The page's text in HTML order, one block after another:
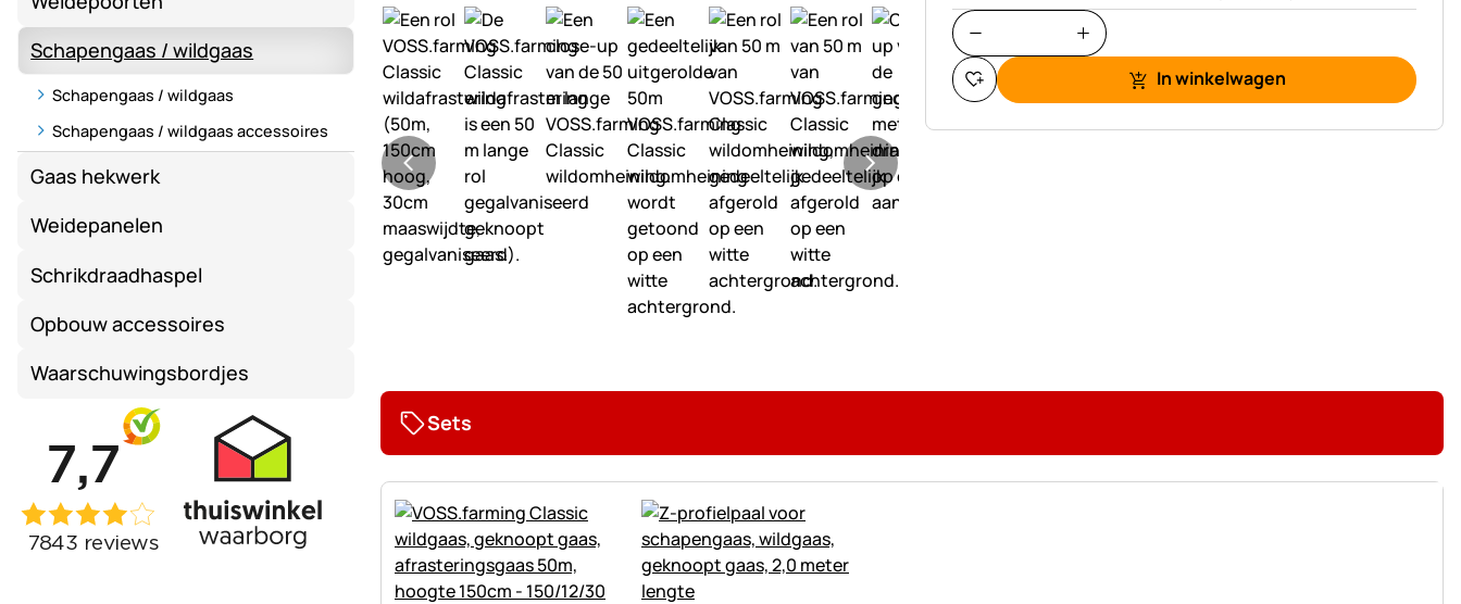
Schapengaas / wildgaas
Schapengaas / wildgaas
Schapengaas / wildgaas accessoires
Gaas hekwerk
Weidepanelen
Schrikdraadhaspel
Opbouw accessoires
Waarschuwingsbordjes
In winkelwagen
Sets